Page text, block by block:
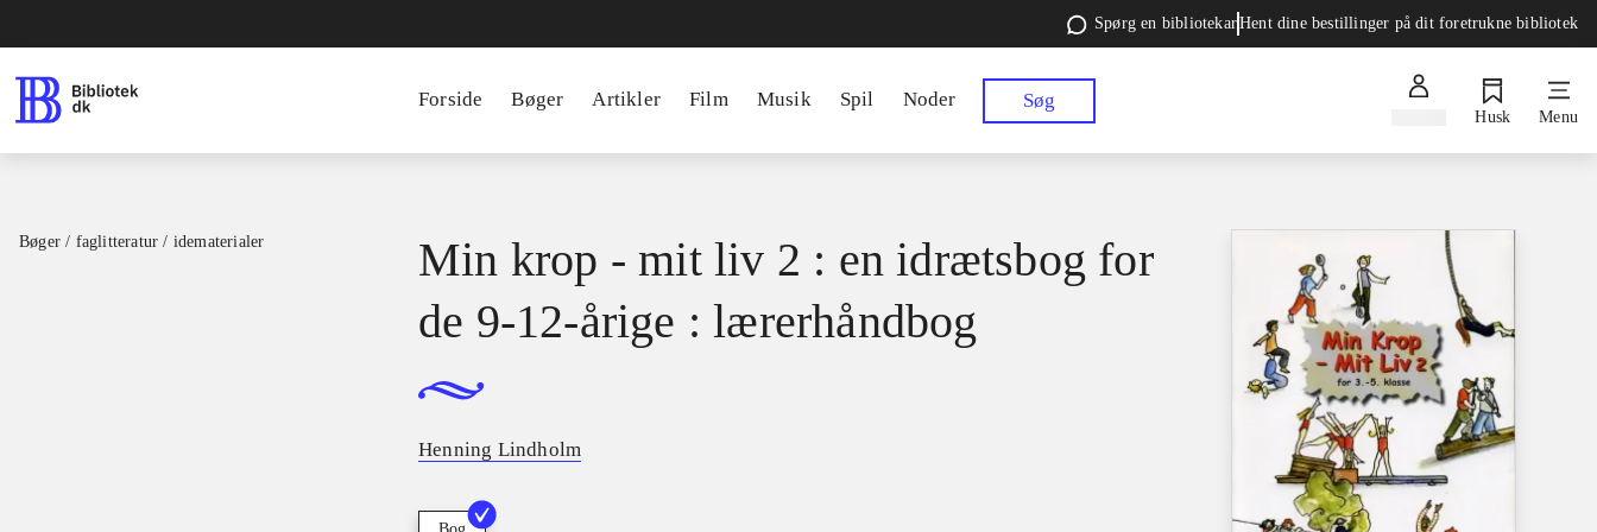
Spørg en bibliotekarHent dine bestillinger på dit foretrukne bibliotek
Forside Bøger Artikler Film Musik Spil Noder Søg
Husk Menu
Bøger / faglitteratur / idematerialer
Min krop - mit liv 2 : en idrætsbog for
de 9-12-årige : lærerhåndbog
Henning Lindholm